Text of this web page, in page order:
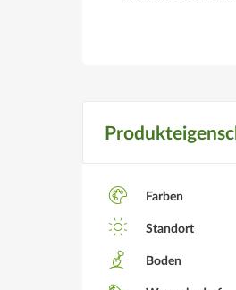
Farben
Standort
Boden